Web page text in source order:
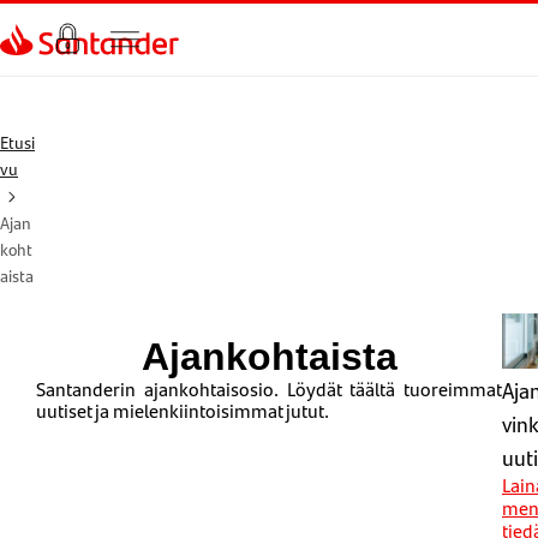
Siirry sivulle
Etusi
vu
Ajan
koht
aista
Ajankohtaista
Santanderin ajankohtaisosio. Löydät täältä tuoreimmat
uutiset ja mielenkiintoisimmat jutut.